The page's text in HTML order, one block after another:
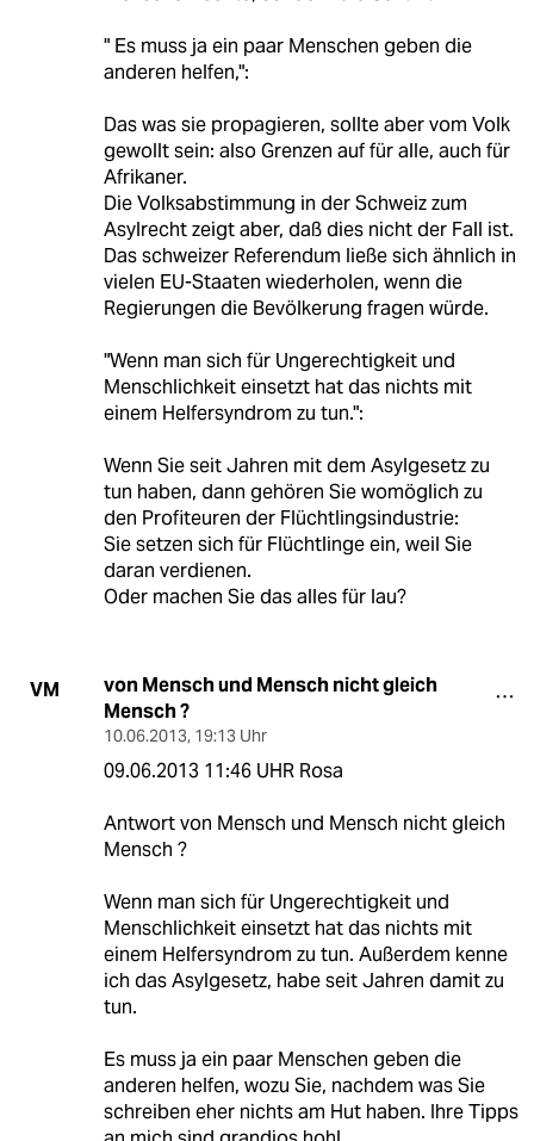
" Es muss ja ein paar Menschen geben die
anderen helfen,":
Das was sie propagieren, sollte aber vom Volk
gewollt sein: also Grenzen auf für alle, auch für
Afrikaner.
Die Volksabstimmung in der Schweiz zum
Asylrecht zeigt aber, daß dies nicht der Fall ist.
Das schweizer Referendum ließe sich ähnlich in
vielen EU-Staaten wiederholen, wenn die
Regierungen die Bevölkerung fragen würde.
"Wenn man sich für Ungerechtigkeit und
Menschlichkeit einsetzt hat das nichts mit
einem Helfersyndrom zu tun.":
Wenn Sie seit Jahren mit dem Asylgesetz zu
tun haben, dann gehören Sie womöglich zu
den Profiteuren der Flüchtlingsindustrie:
Sie setzen sich für Flüchtlinge ein, weil Sie
daran verdienen.
Oder machen Sie das alles für lau?
VM
von Mensch und Mensch nicht gleich
Mensch ?
10.06.2013, 19:13 Uhr
09.06.2013 11:46 UHR Rosa
Antwort von Mensch und Mensch nicht gleich
Mensch ?
Wenn man sich für Ungerechtigkeit und
Menschlichkeit einsetzt hat das nichts mit
einem Helfersyndrom zu tun. Außerdem kenne
ich das Asylgesetz, habe seit Jahren damit zu
tun.
Es muss ja ein paar Menschen geben die
anderen helfen, wozu Sie, nachdem was Sie
schreiben eher nichts am Hut haben. Ihre Tipps